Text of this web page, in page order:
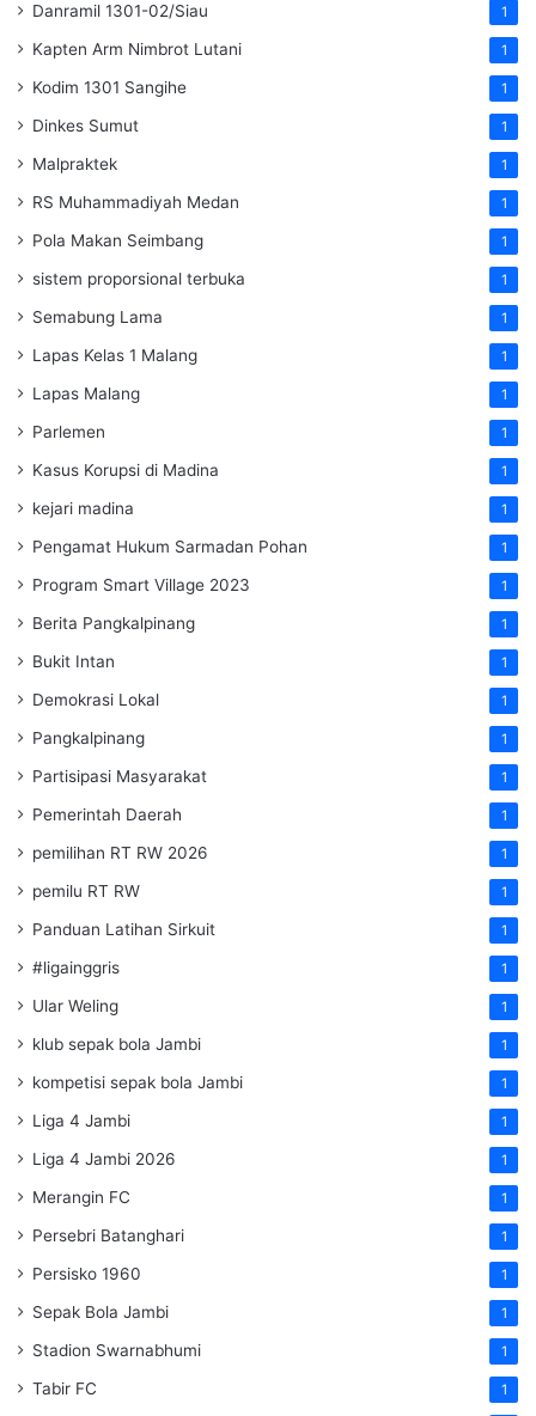
Danramil 1301-02/Siau 1
Kapten Arm Nimbrot Lutani 1
Kodim 1301 Sangihe 1
Dinkes Sumut 1
Malpraktek 1
RS Muhammadiyah Medan 1
Pola Makan Seimbang 1
sistem proporsional terbuka 1
Semabung Lama 1
Lapas Kelas 1 Malang 1
Lapas Malang 1
Parlemen 1
Kasus Korupsi di Madina 1
kejari madina 1
Pengamat Hukum Sarmadan Pohan 1
Program Smart Village 2023 1
Berita Pangkalpinang 1
Bukit Intan 1
Demokrasi Lokal 1
Pangkalpinang 1
Partisipasi Masyarakat 1
Pemerintah Daerah 1
pemilihan RT RW 2026 1
pemilu RT RW 1
Panduan Latihan Sirkuit 1
#ligainggris 1
Ular Weling 1
klub sepak bola Jambi 1
kompetisi sepak bola Jambi 1
Liga 4 Jambi 1
Liga 4 Jambi 2026 1
Merangin FC 1
Persebri Batanghari 1
Persisko 1960 1
Sepak Bola Jambi 1
Stadion Swarnabhumi 1
Tabir FC 1